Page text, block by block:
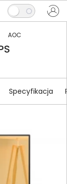
AOC
Specyfikacja